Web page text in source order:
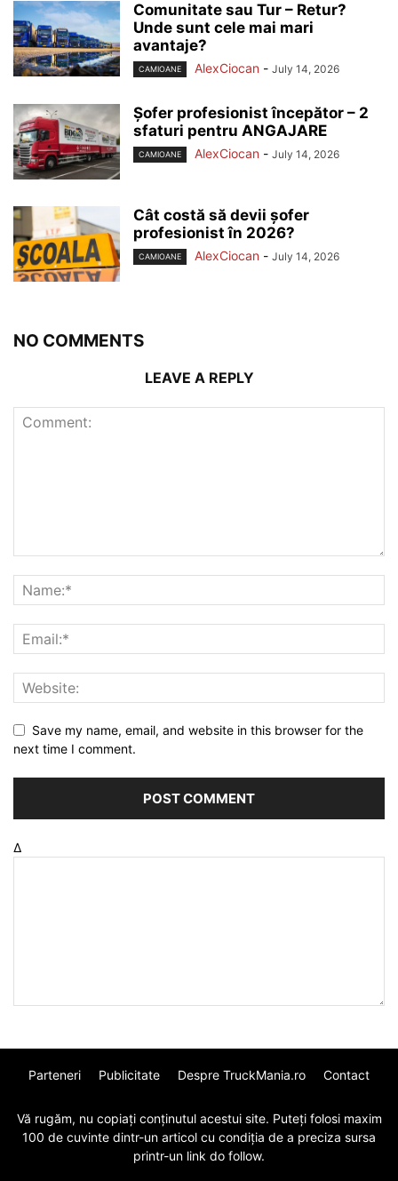
Comunitate sau Tur – Retur?
Unde sunt cele mai mari
avantaje?
CAMIOANE AlexCiocan - July 14, 2026
Șofer profesionist începător – 2
sfaturi pentru ANGAJARE
CAMIOANE AlexCiocan - July 14, 2026
Cât costă să devii șofer
profesionist în 2026?
CAMIOANE AlexCiocan - July 14, 2026
NO COMMENTS
LEAVE A REPLY
Save my name, email, and website in this browser for the
next time I comment.
Δ
Parteneri Publicitate Despre TruckMania.ro Contact
Vă rugăm, nu copiați conținutul acestui site. Puteți folosi maxim
100 de cuvinte dintr-un articol cu condiția de a preciza sursa
printr-un link do follow.